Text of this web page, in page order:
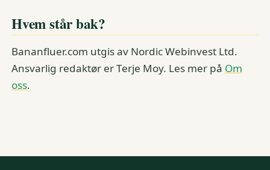
Hvem står bak?
Bananfluer.com utgis av Nordic Webinvest Ltd.
Ansvarlig redaktør er Terje Moy. Les mer på Om
oss.